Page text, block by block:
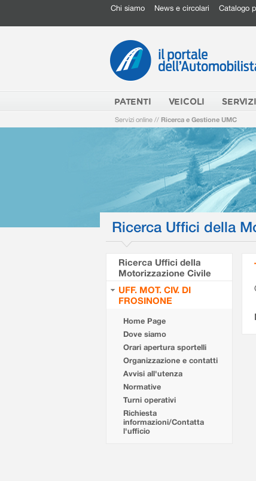
Chi siamo News e circolari Catalogo
PATENTI VEICOLI
Servizi online // Ricerca e Gestione UMC
Ricerca Uffici della
Ricerca Uffici della
Motorizzazione Civile
UFF. MOT. CIV. DI
FROSINONE
Home Page
Dove siamo
Orari apertura sportelli
Organizzazione e contatti
Avvisi all'utenza
Normative
Turni operativi
Richiesta
informazioni/Contatta
l'ufficio